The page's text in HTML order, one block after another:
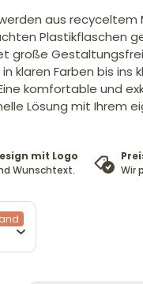
aus recyceltem
Plastikflaschen
große
klaren Farben bis ins
komfortable und
Lösung mit Ihrem
mit Logo
Wunschtext.
Wir